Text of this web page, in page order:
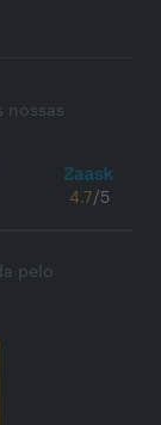
nossas
4.7/5
pelo